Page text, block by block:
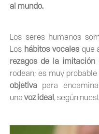
al mundo.
Los seres humanos
Los hábitos vocalesque
rezagos de la imitación
rodean; es muy
objetiva para
unavoz ideal, según